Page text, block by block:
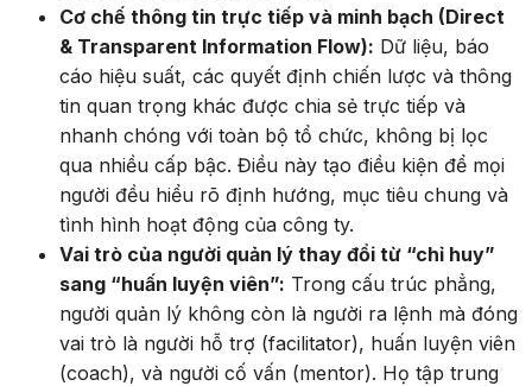
Cơ chế thông tin trực tiếp và minh bạch (Direct
& Transparent Information Flow): Dữ liệu, báo
cáo hiệu suất, các quyết định chiến lược và thông
tin quan trọng khác được chia sẻ trực tiếp và
nhanh chóng với toàn bộ tổ chức, không bị lọc
qua nhiều cấp bậc. Điều này tạo điều kiện để mọi
người đều hiểu rõ định hướng, mục tiêu chung và
tình hình hoạt động của công ty.
Vai trò của người quản lý thay đổi từ “chỉ huy”
sang “huấn luyện viên”: Trong cấu trúc phẳng,
người quản lý không còn là người ra lệnh mà đóng
vai trò là người hỗ trợ (facilitator), huấn luyện viên
(coach), và người cố vấn (mentor). Họ tập trung